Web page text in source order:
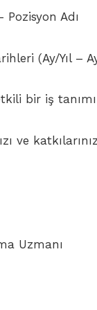
Adı
Yıl – Ay/
iş tanımı
Uzmanı